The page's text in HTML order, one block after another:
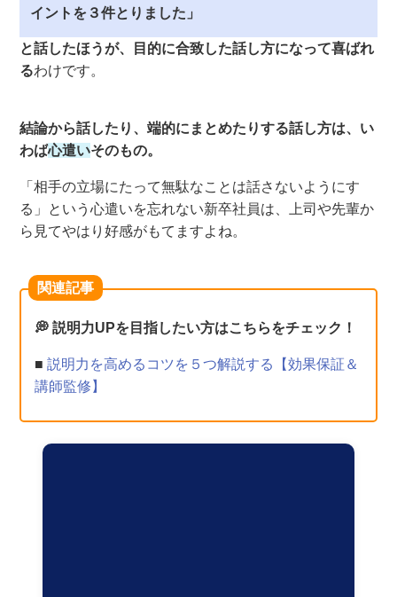
イントを３件とりました」
と話したほうが、目的に合致した話し方になって喜ばれ
るわけです。
結論から話したり、端的にまとめたりする話し方は、い
わば心遣いそのもの。
「相手の立場にたって無駄なことは話さないようにす
る」という心遣いを忘れない新卒社員は、上司や先輩か
ら見てやはり好感がもてますよね。
関連記事
💭 説明力UPを目指したい方はこちらをチェック！
■説明力を高めるコツを５つ解説する【効果保証＆
講師監修】